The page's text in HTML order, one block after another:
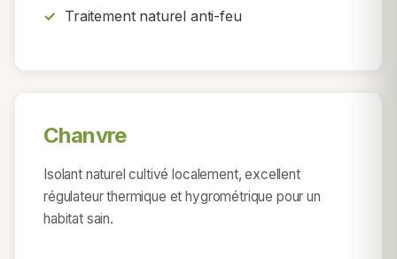
Traitement naturel anti-feu
Chanvre
Isolant naturel cultivé localement, excellent
régulateur thermique et hygrométrique pour un
habitat sain.